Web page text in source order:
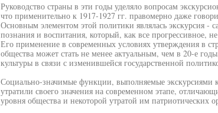
Руководство страны в эти годы уделяло вопросам
что применительно к 1917-1927 гг. правомерно даже
Основным элементом этой политики являлась экскурсия -
познания и воспитания, который, как все прогрессивное,
Его применение в современных условиях утверждения в
общества может стать не менее актуальным, чем в 20-е
культуры в связи с изменившейся государственной
Социально-значимые функции, выполняемые экскурсиями
утратили своего значения на современном этапе,
уровня общества и некоторой утратой им патриотических